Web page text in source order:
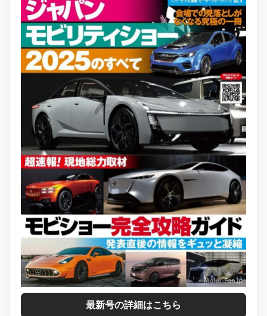
最新号の詳細はこちら